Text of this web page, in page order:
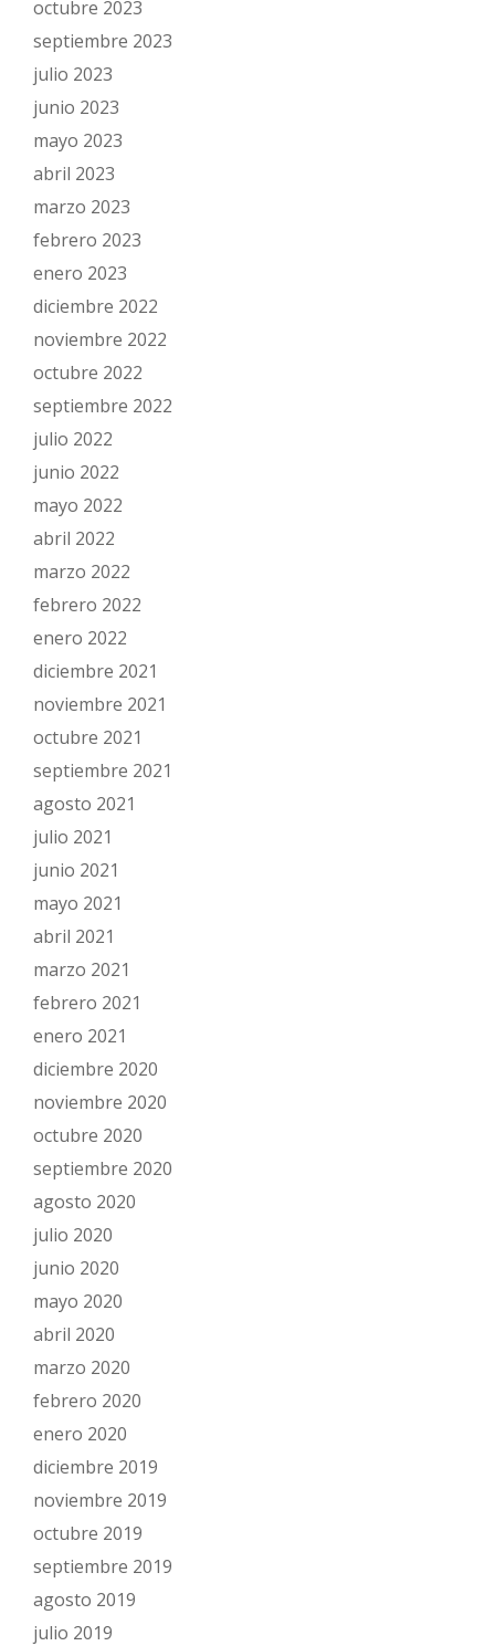
octubre 2023
septiembre 2023
julio 2023
junio 2023
mayo 2023
abril 2023
marzo 2023
febrero 2023
enero 2023
diciembre 2022
noviembre 2022
octubre 2022
septiembre 2022
julio 2022
junio 2022
mayo 2022
abril 2022
marzo 2022
febrero 2022
enero 2022
diciembre 2021
noviembre 2021
octubre 2021
septiembre 2021
agosto 2021
julio 2021
junio 2021
mayo 2021
abril 2021
marzo 2021
febrero 2021
enero 2021
diciembre 2020
noviembre 2020
octubre 2020
septiembre 2020
agosto 2020
julio 2020
junio 2020
mayo 2020
abril 2020
marzo 2020
febrero 2020
enero 2020
diciembre 2019
noviembre 2019
octubre 2019
septiembre 2019
agosto 2019
julio 2019